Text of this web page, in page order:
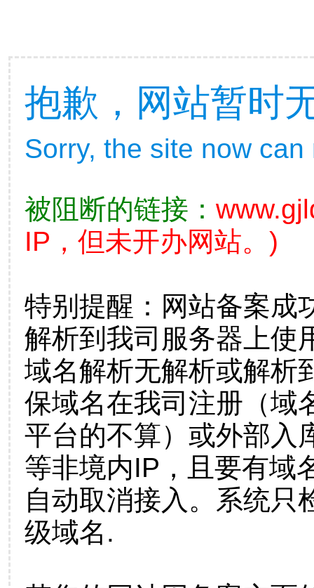
抱歉，网站暂时
Sorry, the site now
被阻断的链接：
IP，但未开办网站。)
特别提醒：网站备案成
解析到我司服务器上使
域名解析无解析或解析
保域名在我司注册（域
平台的不算）或外部入
等非境内IP，且要有域
自动取消接入。系统只
级域名.